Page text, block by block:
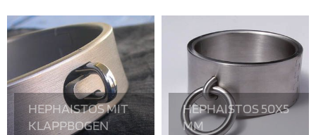
HEPHAISTOS MIT
KLAPPBOGEN
HEPHAISTOS 50X5
MM